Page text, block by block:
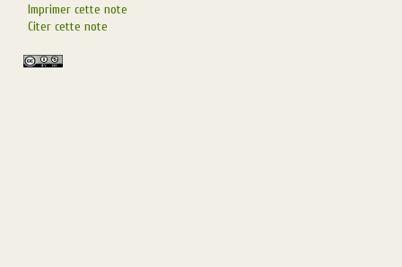
Imprimer cette note
Citer cette note